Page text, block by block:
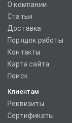
О компании
Статьи
Доставка
Порядок работы
Контакты
Карта сайта
Поиск
Клиентам
Реквизиты
Сертификаты